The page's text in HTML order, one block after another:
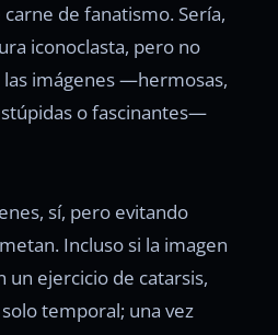
de fanatismo. Sería,
iconoclasta, pero no
imágenes —hermosas,
o fascinantes—
sí, pero evitando
Incluso si la imagen
un ejercicio de catarsis,
temporal; una vez